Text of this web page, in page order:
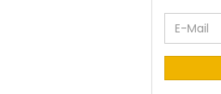
WEITER
ZURE-
Mail